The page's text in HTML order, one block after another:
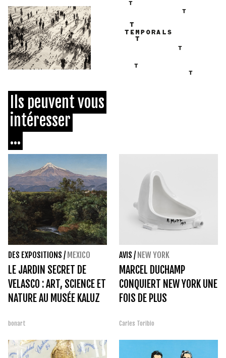
Ils peuvent vous
intéresser
...
DES EXPOSITIONS / MEXICO
LE JARDIN SECRET DE
VELASCO : ART, SCIENCE ET
NATURE AU MUSÉE KALUZ
bonart
AVIS / NEW YORK
MARCEL DUCHAMP
CONQUIERT NEW YORK UNE
FOIS DE PLUS
Carles Toribio